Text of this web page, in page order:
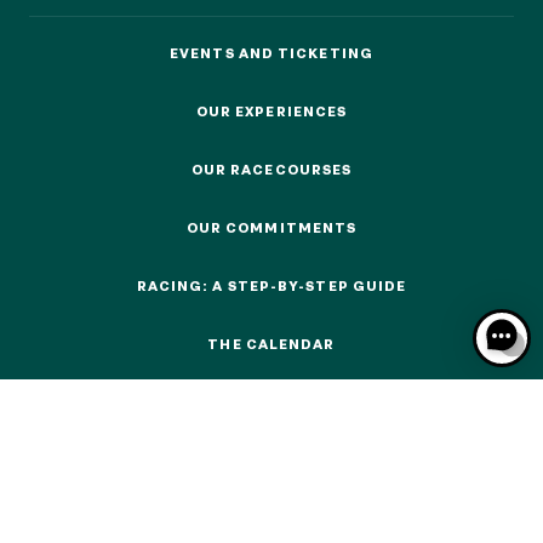
WITH FRIENDS
WITH FRIENDS
EVENTS AND TICKETING
OUR EXPERIENCES
OUR RACECOURSES
OUR COMMITMENTS
RACING: A STEP-BY-STEP GUIDE
THE CALENDAR